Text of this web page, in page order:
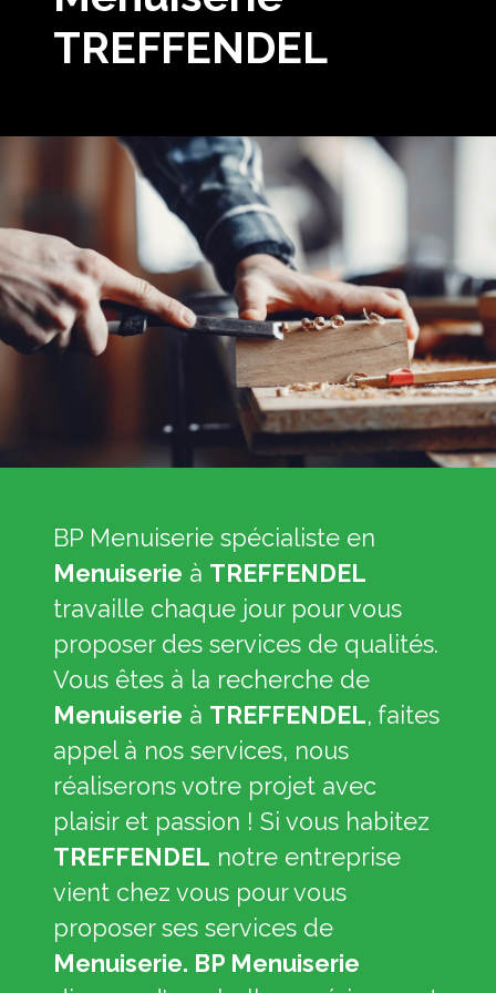
TREFFENDEL
BP Menuiserie spécialiste en
Menuiserie à TREFFENDEL
travaille chaque jour pour vous
proposer des services de qualités.
Vous êtes à la recherche de
Menuiserie à TREFFENDEL, faites
appel à nos services, nous
réaliserons votre projet avec
plaisir et passion ! Si vous habitez
TREFFENDEL notre entreprise
vient chez vous pour vous
proposer ses services de
Menuiserie. BP Menuiserie